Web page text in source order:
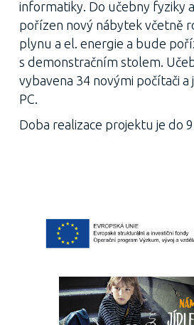
informatiky. Do učebny fyziky
pořízen nový nábytek včetně
plynu a el. energie a bude
s demonstračním stolem.
vybavena 34 novými počítači
PC.
Doba realizace projektu je do